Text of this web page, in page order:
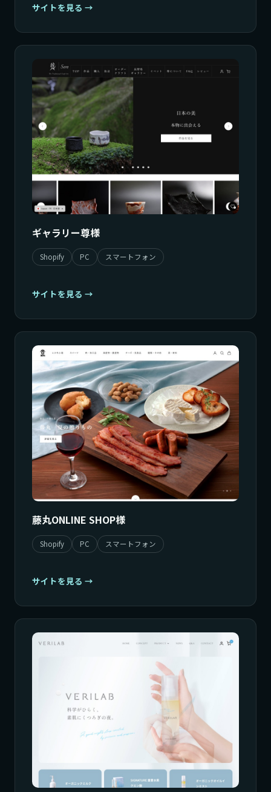
サイトを見る
ギャラリー尊様
Shopify PC スマートフォン
サイトを見る
藤丸ONLINE SHOP様
Shopify PC スマートフォン
サイトを見る